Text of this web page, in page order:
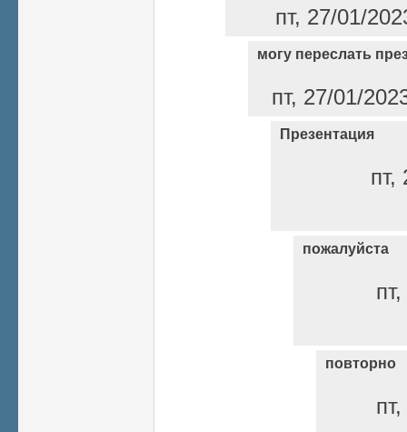
пт, 27/01/
могу переслать
пт, 27/01/
Презентация
пт,
пожалуйста
повторно